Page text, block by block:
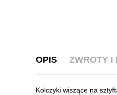
OPIS ZWROTY I
Kolczyki wiszące na